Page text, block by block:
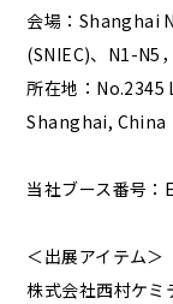
会場：Shanghai
(SNIEC)、N1-N5
所在地：
Shanghai, China
当社ブース番号：
＜出展アイテム＞
株式会社西村ケ